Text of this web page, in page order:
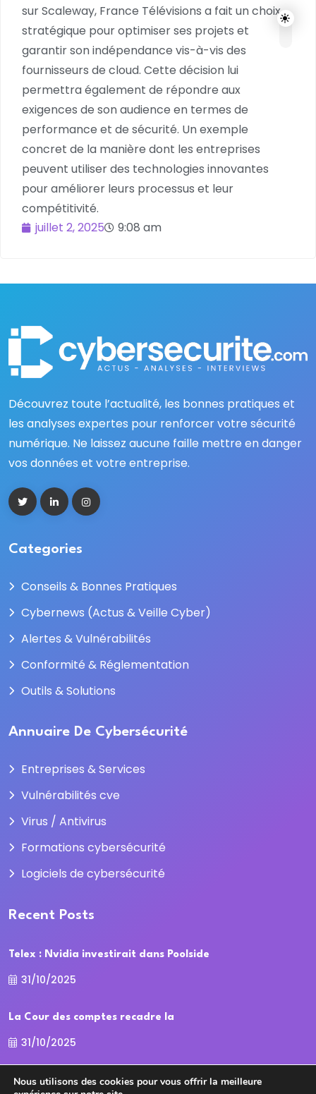
sur Scaleway, France Télévisions a fait un choix
stratégique pour optimiser ses projets et
garantir son indépendance vis-à-vis des
fournisseurs de cloud. Cette décision lui
permettra également de répondre aux
exigences de son audience en termes de
performance et de sécurité. Un exemple
concret de la manière dont les entreprises
peuvent utiliser des technologies innovantes
pour améliorer leurs processus et leur
compétitivité.
juillet 2, 2025
9:08 am
Découvrez toute l’actualité, les bonnes pratiques et
les analyses expertes pour renforcer votre sécurité
numérique. Ne laissez aucune faille mettre en danger
vos données et votre entreprise.
Categories
Conseils & Bonnes Pratiques
Cybernews (Actus & Veille Cyber)
Alertes & Vulnérabilités
Conformité & Réglementation
Outils & Solutions
Annuaire De Cybersécurité
Entreprises & Services
Vulnérabilités cve
Virus / Antivirus
Formations cybersécurité
Logiciels de cybersécurité
Recent Posts
Telex : Nvidia investirait dans Poolside
31/10/2025
La Cour des comptes recadre la
31/10/2025
Nous utilisons des cookies pour vous offrir la meilleure